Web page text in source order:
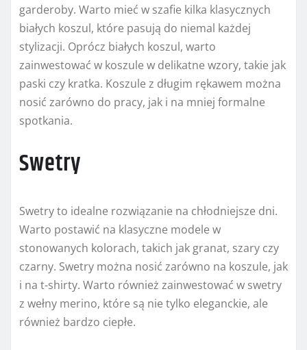
garderoby. Warto mieć w szafie kilka klasycznych
białych koszul, które pasują do niemal każdej
stylizacji. Oprócz białych koszul, warto
zainwestować w koszule w delikatne wzory, takie jak
paski czy kratka. Koszule z długim rękawem można
nosić zarówno do pracy, jak i na mniej formalne
spotkania.
Swetry
Swetry to idealne rozwiązanie na chłodniejsze dni.
Warto postawić na klasyczne modele w
stonowanych kolorach, takich jak granat, szary czy
czarny. Swetry można nosić zarówno na koszule, jak
i na t-shirty. Warto również zainwestować w swetry
z wełny merino, które są nie tylko eleganckie, ale
również bardzo ciepłe.